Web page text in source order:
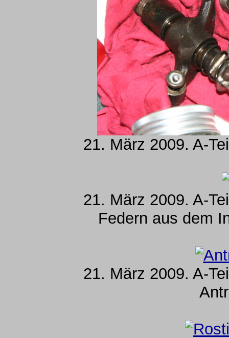
21. März 2009. A-
21. März 2009. A-
Federn aus dem
21. März 2009. A-